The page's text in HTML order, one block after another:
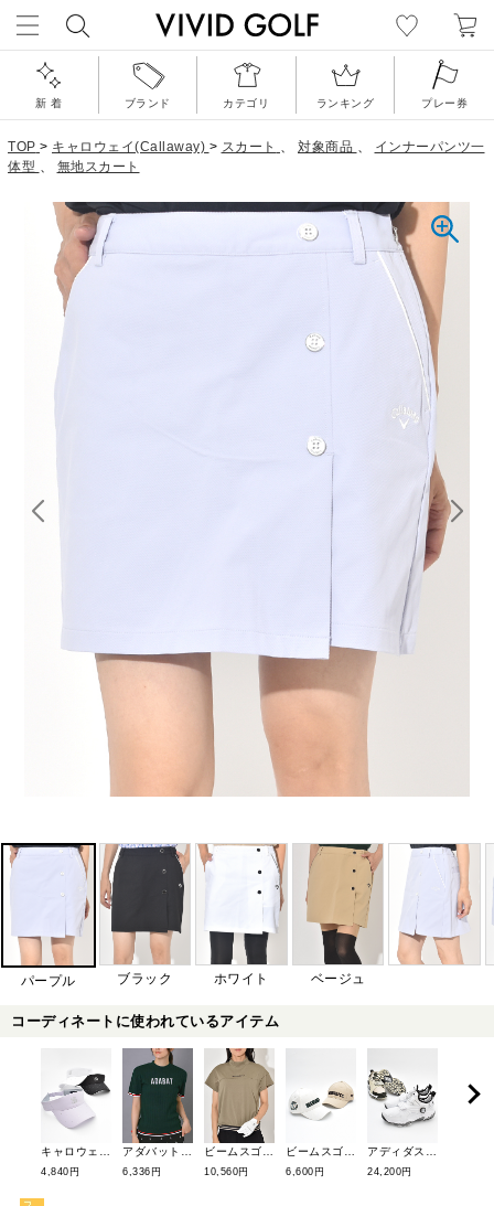
新 着 ブランド カテゴリ ランキング プレー券
TOP > キャロウェイ(Callaway) > スカート 、 対象商品 、
インナーパンツ一
体型 、 無地スカート
パープル ブラック ホワイト ベージュ
コーディネートに使われているアイテム
4,840円 6,336円 10,560円 6,600円 24,200円